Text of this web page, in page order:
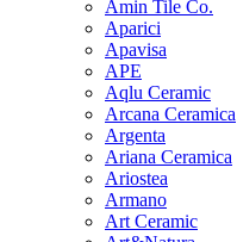
Amin Tile Co.
Aparici
Apavisa
APE
Aqlu Ceramic
Arcana Ceramica
Argenta
Ariana Ceramica
Ariostea
Armano
Art Ceramic